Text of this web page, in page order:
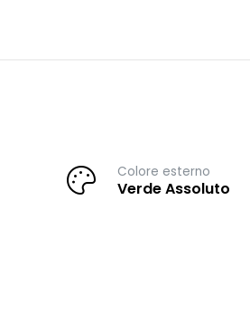
Colore esterno
Verde Assoluto